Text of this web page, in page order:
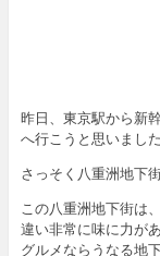
昨日、東京駅から新
へ行こうと思いました
さっそく八重洲地下
この八重洲地下街は
違い非常に味に力が
グルメならうなる地下